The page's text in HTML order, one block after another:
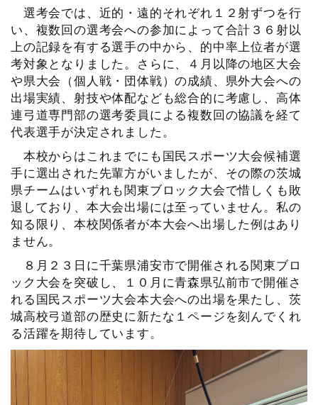
選考会では、近的・遠的それぞれ１２射ずつを行
い、複数回の選考会への参加によって合計３６射以
上の記録を有する選手の中から、的中率上位者が選
考対象となりました。さらに、４月以降の地区大会
や県大会（個人戦・団体戦）の成績、県外大会への
出場実績、射技や体配なども総合的に考慮し、高体
連弓道専門部の選考委員による複数回の協議を経て
代表選手が決定されました。
本校からはこれまでにも国民スポーツ大会候補選
手に選出された先輩方がいましたが、その際の茨城
県チームはいずれも関東ブロック大会で惜しくも敗
退しており、本大会出場には至っていません。私の
知る限り、本校関係者が本大会へ出場した例はあり
ません。
８月２３日に千葉県浦安市で開催される関東ブロ
ック大会を突破し、１０月に青森県弘前市で開催さ
れる国民スポーツ大会本大会への出場を果たし、茨
城高校弓道部の歴史に新たな１ページを刻んでくれ
る活躍を期待しています。